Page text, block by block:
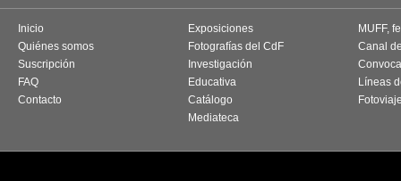
Inicio
Quiénes somos
Suscripción
FAQ
Contacto
Exposiciones
Fotografías del CdF
Investigación
Educativa
Catálogo
Mediateca
MUFF,
Canal
Líneas